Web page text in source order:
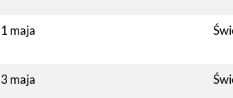
1 maja
3 maja